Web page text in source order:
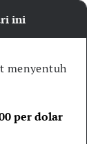
ini
menyentuh
per dolar